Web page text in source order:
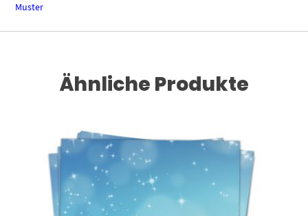
Muster
Ähnliche Produkte